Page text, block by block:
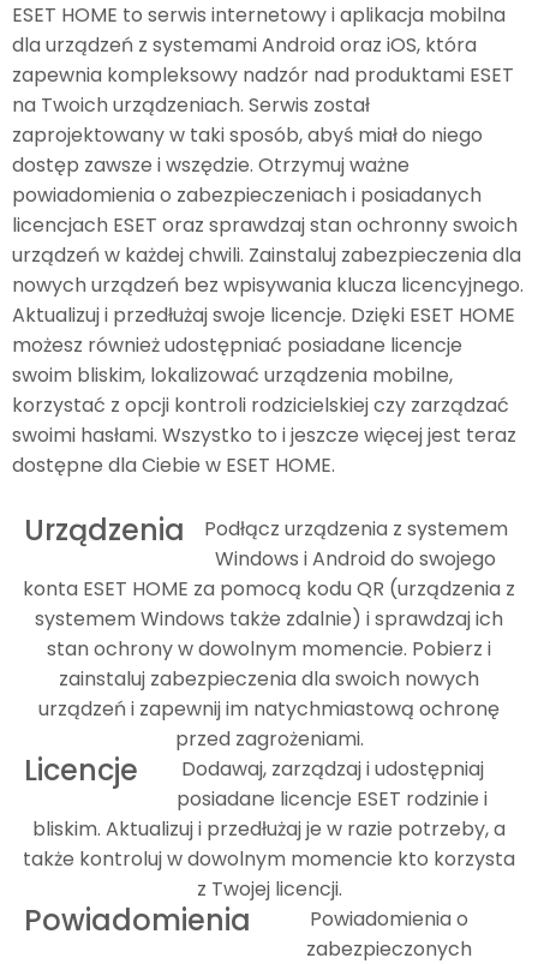
ESET HOME to serwis internetowy i aplikacja mobilna
dla urządzeń z systemami Android oraz iOS, która
zapewnia kompleksowy nadzór nad produktami ESET
na Twoich urządzeniach. Serwis został
zaprojektowany w taki sposób, abyś miał do niego
dostęp zawsze i wszędzie. Otrzymuj ważne
powiadomienia o zabezpieczeniach i posiadanych
licencjach ESET oraz sprawdzaj stan ochronny swoich
urządzeń w każdej chwili. Zainstaluj zabezpieczenia dla
nowych urządzeń bez wpisywania klucza licencyjnego.
Aktualizuj i przedłużaj swoje licencje. Dzięki ESET HOME
możesz również udostępniać posiadane licencje
swoim bliskim, lokalizować urządzenia mobilne,
korzystać z opcji kontroli rodzicielskiej czy zarządzać
swoimi hasłami. Wszystko to i jeszcze więcej jest teraz
dostępne dla Ciebie w ESET HOME.
Urządzenia
Podłącz urządzenia z systemem
Windows i Android do swojego
konta ESET HOME za pomocą kodu QR (urządzenia z
systemem Windows także zdalnie) i sprawdzaj ich
stan ochrony w dowolnym momencie. Pobierz i
zainstaluj zabezpieczenia dla swoich nowych
urządzeń i zapewnij im natychmiastową ochronę
przed zagrożeniami.
Licencje
Dodawaj, zarządzaj i udostępniaj
posiadane licencje ESET rodzinie i
bliskim. Aktualizuj i przedłużaj je w razie potrzeby, a
także kontroluj w dowolnym momencie kto korzysta
z Twojej licencji.
Powiadomienia
Powiadomienia o
zabezpieczonych